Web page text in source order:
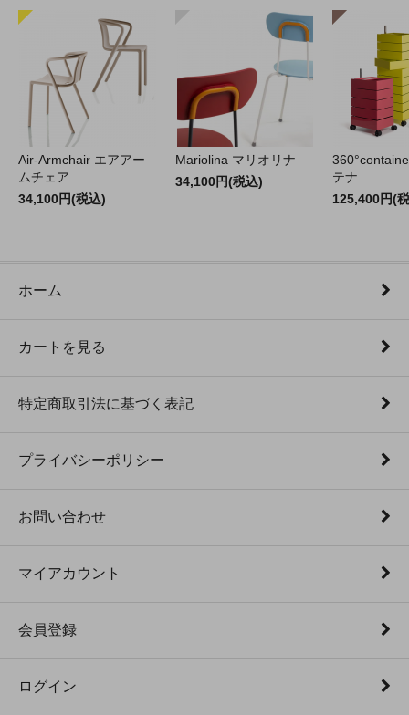
Air-Armchair エアアー
ムチェア
34,100円(税込)
Mariolina マリオリナ
34,100円(税込)
テナ
125,400円(
ホーム
カートを見る
特定商取引法に基づく表記
プライバシーポリシー
お問い合わせ
マイアカウント
会員登録
ログイン